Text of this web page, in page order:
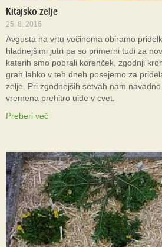
Kitajsko zelje
25. 8. 2016
Avgusta na vrtu večinoma obiramo
hladnejšimi jutri pa so primerni tudi za
katerih smo pobrali korenček, zgodnji
grah lahko v teh dneh posejemo za
zelje. Pri zgodnejših setvah nam
vremena prehitro uide v cvet.
Preberi več